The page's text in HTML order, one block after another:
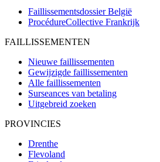
Faillissementsdossier België
ProcédureCollective Frankrijk
FAILLISSEMENTEN
Nieuwe faillissementen
Gewijzigde faillissementen
Alle faillissementen
Surseances van betaling
Uitgebreid zoeken
PROVINCIES
Drenthe
Flevoland